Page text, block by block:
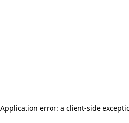
Application error: a client-side